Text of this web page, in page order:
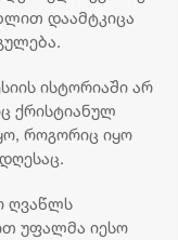
დაამტკიცა
ისტორიაში არ
ქრისტიანულ
როგორიც იყო
ღვაწლს
უფალმა იესო